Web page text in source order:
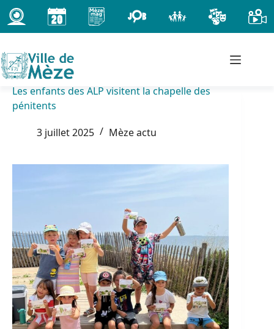
Passer
au
contenu
Les enfants des ALP visitent la chapelle des
pénitents
3 juillet 2025
Mèze actu